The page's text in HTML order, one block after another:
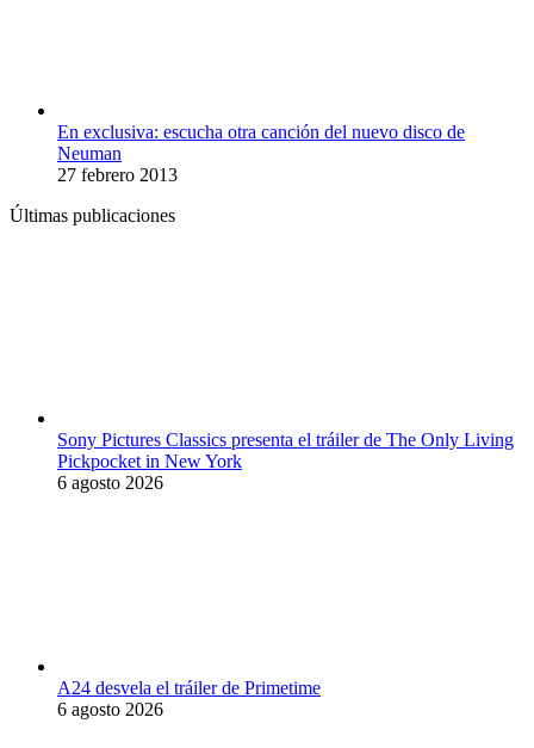
En exclusiva: escucha otra canción del nuevo disco de
Neuman
27 febrero 2013
Últimas publicaciones
Sony Pictures Classics presenta el tráiler de The Only Living
Pickpocket in New York
6 agosto 2026
A24 desvela el tráiler de Primetime
6 agosto 2026